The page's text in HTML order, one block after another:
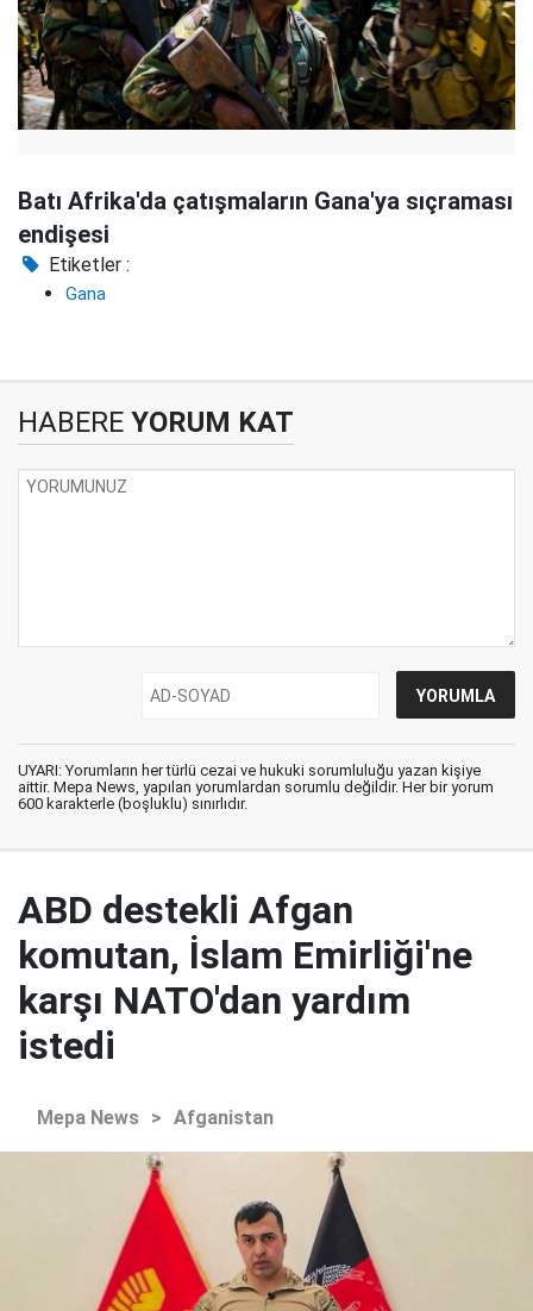
Batı Afrika'da çatışmaların Gana'ya sıçraması
endişesi
Etiketler :
Gana
HABERE YORUM KAT
UYARI: Yorumların her türlü cezai ve hukuki sorumluluğu yazan kişiye
aittir. Mepa News, yapılan yorumlardan sorumlu değildir. Her bir yorum
600 karakterle (boşluklu) sınırlıdır.
ABD destekli Afgan
komutan, İslam Emirliği'ne
karşı NATO'dan yardım
istedi
Mepa News > Afganistan